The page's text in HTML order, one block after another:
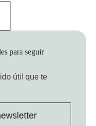
para seguir
útil que te